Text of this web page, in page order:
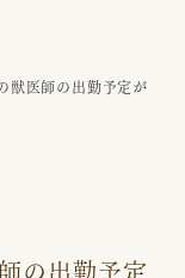
獣医師の出勤予定が
の出勤予定